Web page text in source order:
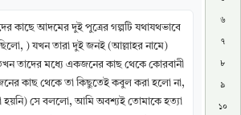
কাছে আদমের দুই পুত্রের গল্পটি যথাযথভাবে
) যখন তারা দুই জনই (আল্লাহর নামে)
তাদের মধ্যে একজনের কাছ থেকে কোরবানী
কাছ থেকে তা কিছুতেই কবুল করা হলো না,
হয়নি) সে বললো, আমি অবশ্যই তোমাকে হত্যা
৬
৭
৮
৯
১০